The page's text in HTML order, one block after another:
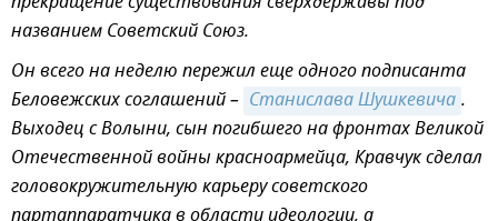
названием Советский Союз.
Он всего на неделю пережил еще одного подписанта
Беловежских соглашений – Станислава Шушкевича.
Выходец с Волыни, сын погибшего на фронтах Великой
Отечественной войны красноармейца, Кравчук сделал
головокружительную карьеру советского